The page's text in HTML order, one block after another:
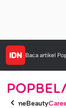
Baca artikel
HomeBeauty